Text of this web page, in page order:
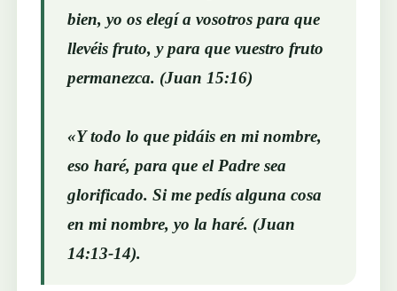
bien, yo os elegí a vosotros para que
llevéis fruto, y para que vuestro fruto
permanezca. (Juan 15:16)
«Y todo lo que pidáis en mi nombre,
eso haré, para que el Padre sea
glorificado. Si me pedís alguna cosa
en mi nombre, yo la haré. (Juan
14:13-14).